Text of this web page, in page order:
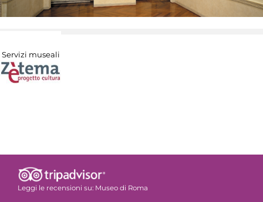
Servizi museali
Leggi le recensioni su: Museo di Roma